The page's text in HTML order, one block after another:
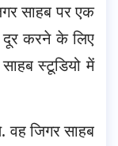
साहब पर एक
दूर करने के लिए
स्टूडियो में
वह जिगर साहब